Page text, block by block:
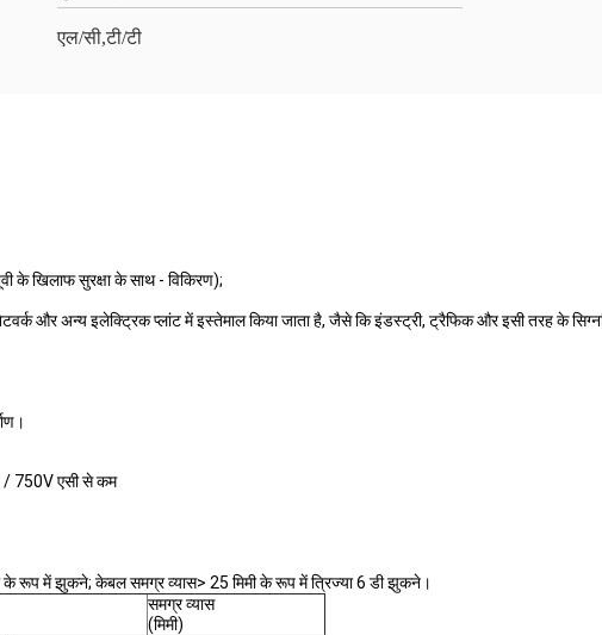
एल/सी,टी/टी
के खिलाफ सुरक्षा के साथ - विकिरण);
और अन्य इलेक्ट्रिक प्लांट में इस्तेमाल किया जाता है, जैसे कि इंडस्ट्री, ट्रैफिक और इसी तरह के
/ 750V एसी से कम
रूप में झुकने; केबल समग्र व्यास> 25 मिमी के रूप में त्रिज्या 6 डी झुकने।
समग्र व्यास
(मिमी)